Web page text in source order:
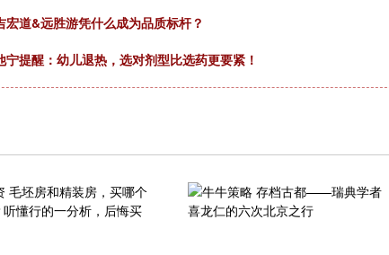
道&远胜游凭什么成为品质标杆？
提醒：幼儿退热，选对剂型比选药更要紧！